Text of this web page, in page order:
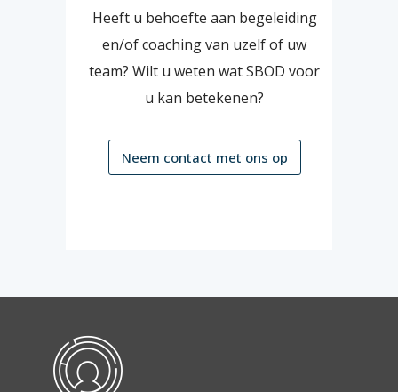
Heeft u behoefte aan begeleiding
en/of coaching van uzelf of uw
team? Wilt u weten wat SBOD voor
u kan betekenen?
Neem contact met ons op